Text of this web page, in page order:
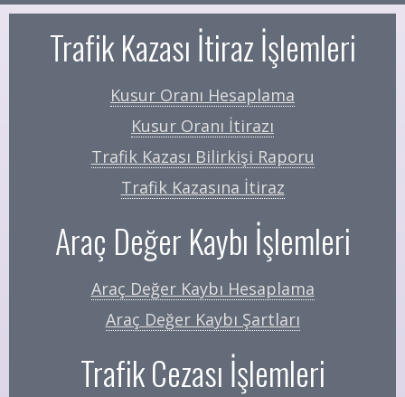
Trafik Kazası İtiraz İşlemleri
Kusur Oranı Hesaplama
Kusur Oranı İtirazı
Trafik Kazası Bilirkişi Raporu
Trafik Kazasına İtiraz
Araç Değer Kaybı İşlemleri
Araç Değer Kaybı Hesaplama
Araç Değer Kaybı Şartları
Trafik Cezası İşlemleri